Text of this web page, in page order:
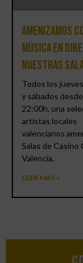
Amenizamos
música en
nuestras
Todos los
y sábados
22:00h, una
artistas locales
valencianos
Salas de Casino
Valencia,
LEER MÁS »